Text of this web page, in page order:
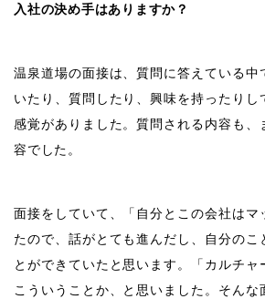
入社の決め手はありますか？
温泉道場の面接は、質問に答えている中
いたり、質問したり、興味を持ったりし
感覚がありました。質問される内容も、
容でした。
面接をしていて、「自分とこの会社はマ
たので、話がとても進んだし、自分のこ
とができていたと思います。「カルチャ
こういうことか、と思いました。そんな